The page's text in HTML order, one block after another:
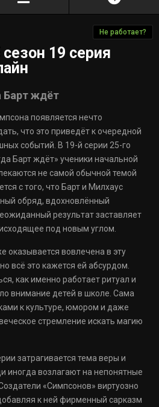
Не работает?
19 серия
Барт ждёт
появляется нечто
что это приведёт к очередной
событий. В 19-й серии 25-го
Барт ждёт» ученики начальной
не самой обычной темой
с того, что Барт и Милхаус
обряд, вдохновлённый
результат заставляет
под новым углом.
оказывается вовлечена в эту
всё это кажется ей абсурдом.
как именно работает ритуал и
внимание детей в школе. Сама
к культуре, юмором и даже
стремление искать магию
затрагивается тема веры и
иногда возлагают на непонятные
«Симпсонов» виртуозно
к ней фирменный сарказм